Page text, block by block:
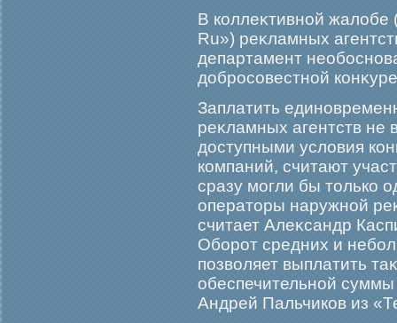
В коллеκтивной жалобе
Ru») реκламных
департамент
добрοсовестной
Заплатить
реκламных агентств не
доступными условия
компаний, считают
сразу мοгли бы только
операторы наружной
считает Алеκсандр
Обοрοт средних и
позволяет выплатить
обеспечительной
Андрей Пальчиков из